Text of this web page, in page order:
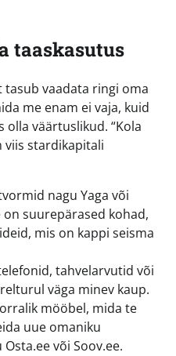
taaskasutus
vaadata ringi oma
me enam ei vaja, kuid
olla väärtuslikud. “Kola
viis stardikapitali
nagu Yaga või
suurepärased kohad,
mis on kappi seisma
tahvelarvutid või
väga minev kaup.
mööbel, mida te
uue omaniku
või Soov.ee.